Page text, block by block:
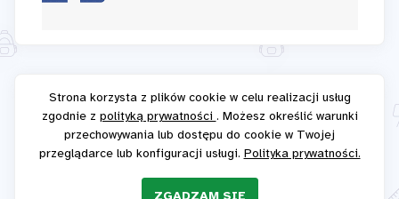
Strona korzysta z plików cookie w celu realizacji usług
zgodnie z polityką prywatności . Możesz określić warunki
przechowywania lub dostępu do cookie w Twojej
przeglądarce lub konfiguracji usługi. Polityka prywatności.